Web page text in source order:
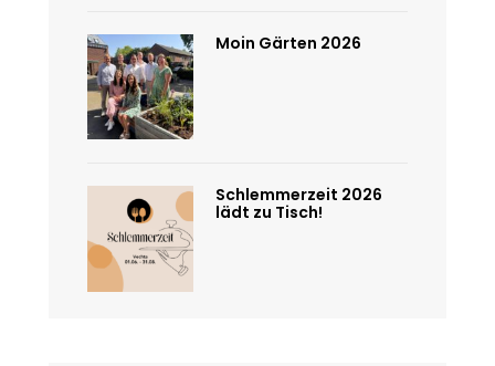
Moin Gärten 2026
Schlemmerzeit 2026
lädt zu Tisch!